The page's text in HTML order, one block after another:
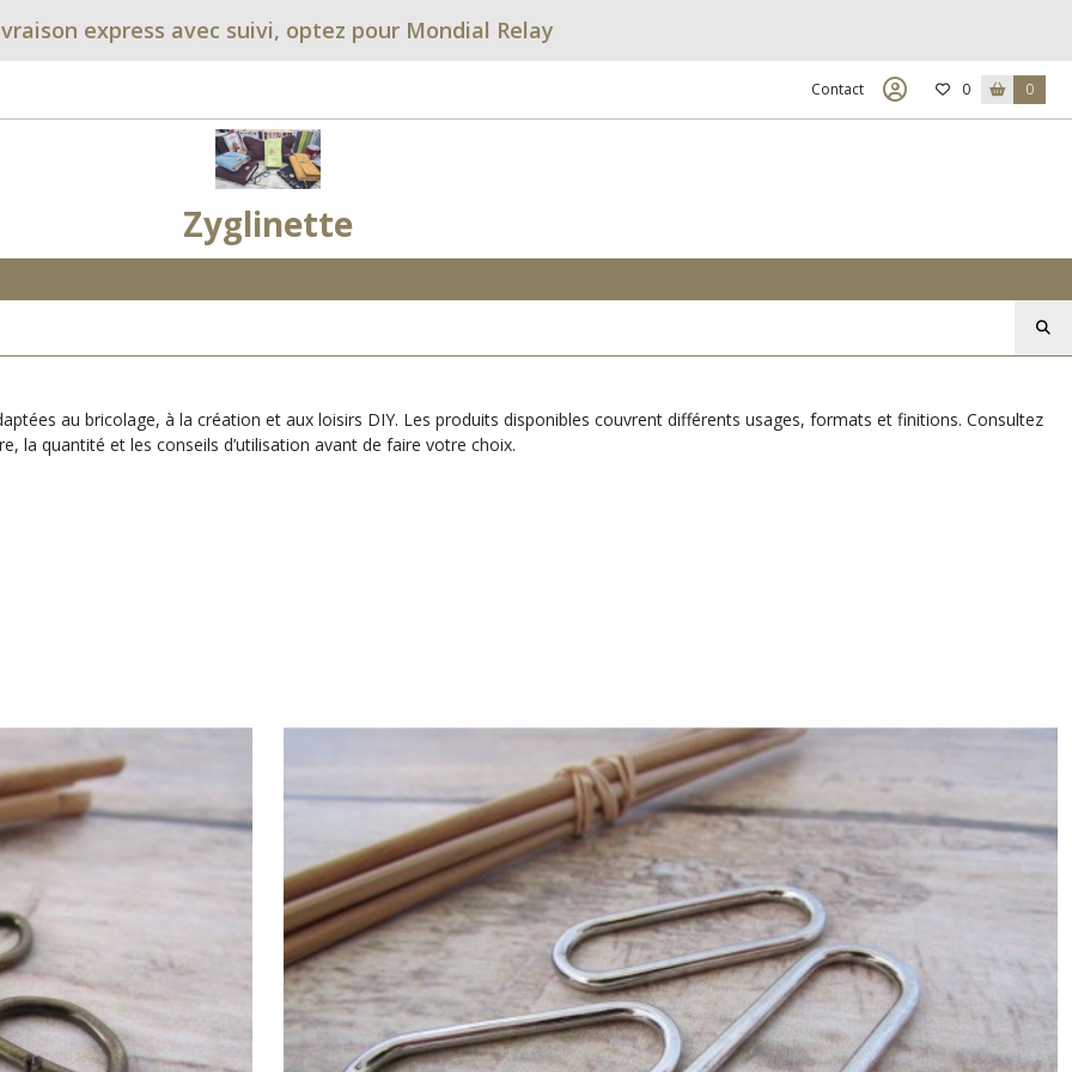
express avec suivi, optez pour Mondial Relay
Contact 0 0
Zyglinette
au bricolage, à la création et aux loisirs DIY. Les produits disponibles couvrent différents usages, formats et finitions. Consultez
la quantité et les conseils d’utilisation avant de faire votre choix.